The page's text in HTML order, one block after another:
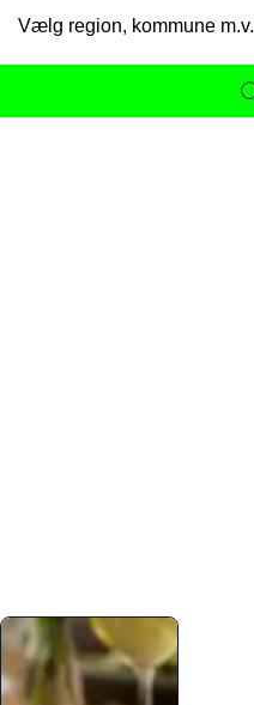
Vælg region, kommune m.v.